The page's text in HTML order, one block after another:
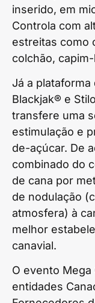
inserido, em
Controla com
estreitas como
colchão,
Já a
Blackjak® e
transfere uma
estimulação e
de-açúcar. De
combinado do
de cana por
de nodulação
atmosfera) à
melhor
canavial.
O evento Mega
entidades